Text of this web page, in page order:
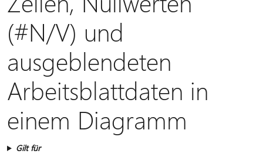
(#N/V) und
ausgeblendeten
Arbeitsblattdaten in
einem Diagramm
Gilt für